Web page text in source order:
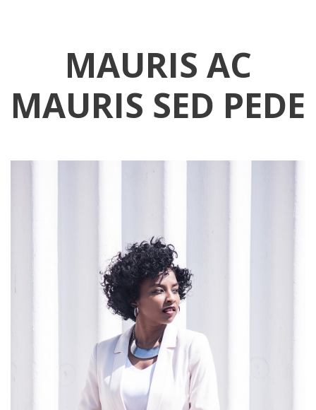
MAURIS AC
MAURIS SED PEDE